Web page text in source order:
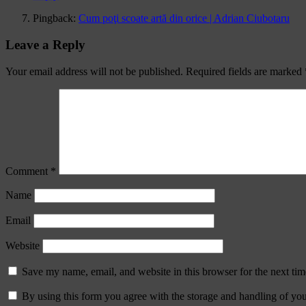
Pingback: Cum poţi scoate artă din orice | Adrian Ciubotaru
Leave a Reply
Your email address will not be published. Required fields are marked
Comment *
Name
Email
Website
Save my name, email, and website in this browser for the next
By using this form you agree with the storage and handling of